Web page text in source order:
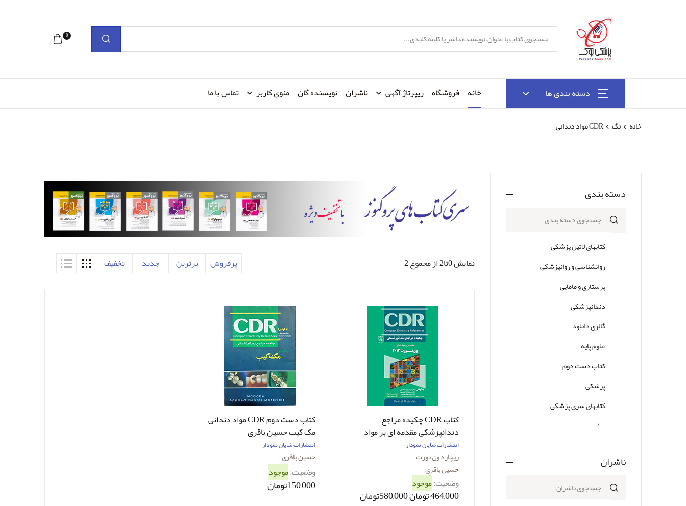
0
دسته بندی ها خانه فروشگاه ریپرتاژ آگهی ناشران نویسنده گان منوی کاربر تماس با ما
خانه تگ CDR مواد دندانی
دسته بندی
جستجوی دسته بندی
کتابهای لاتین پزشکی
روانشناسی و روانپزشکی
پرستاری و مامایی
دندانپزشکی
گالری دانلود
علوم پایه
کتاب دست دوم
پزشکی
کتابهای سری پزشکی
سایر
ناشران
نمایش 0تا2 از مجموع 2 پرفروش برترین جدید تخفیف
کتاب CDR چکیده مراجع
دندانپزشکی مقدمه ای بر مواد
دندانی ون نورت 2013
انتشارات شایان نمودار
ریچارد ون نورت
حسین باقری
وضعیت:موجود
464,000 تومان 580,000تومان
کتاب دست دوم CDR مواد دندانی
مک کیب حسین باقری
انتشارات شایان نمودار
حسین باقری
وضعیت:موجود
150,000تومان